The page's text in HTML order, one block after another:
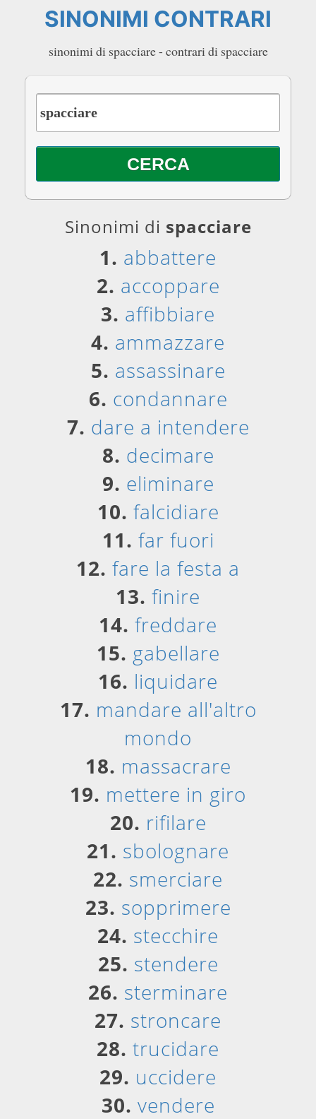
SINONIMI CONTRARI
sinonimi di spacciare - contrari di spacciare
Sinonimi di spacciare
1. abbattere
2. accoppare
3. affibbiare
4. ammazzare
5. assassinare
6. condannare
7. dare a intendere
8. decimare
9. eliminare
10. falcidiare
11. far fuori
12. fare la festa a
13. finire
14. freddare
15. gabellare
16. liquidare
17. mandare all'altro
mondo
18. massacrare
19. mettere in giro
20. rifilare
21. sbolognare
22. smerciare
23. sopprimere
24. stecchire
25. stendere
26. sterminare
27. stroncare
28. trucidare
29. uccidere
30. vendere